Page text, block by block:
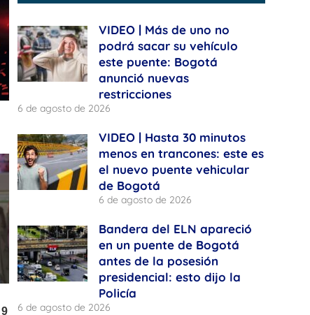
VIDEO | Más de uno no
podrá sacar su vehículo
este puente: Bogotá
anunció nuevas
restricciones
6 de agosto de 2026
VIDEO | Hasta 30 minutos
menos en trancones: este es
el nuevo puente vehicular
de Bogotá
6 de agosto de 2026
Bandera del ELN apareció
en un puente de Bogotá
antes de la posesión
presidencial: esto dijo la
Policía
6 de agosto de 2026